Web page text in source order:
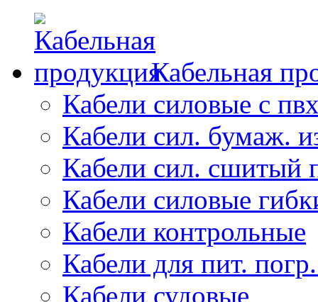
Кабельная
Кабели силовые с
Кабели сил. бумаж.
Кабели сил. сшитый
Кабели силовые
Кабели контрольные
Кабели для пит.
Кабели судовые